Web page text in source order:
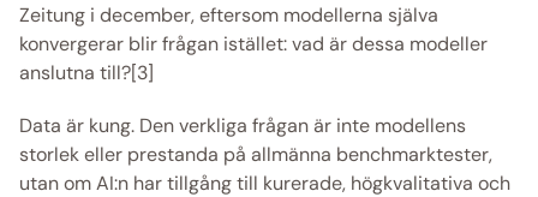
Zeitung i december, eftersom modellerna själva
konvergerar blir frågan istället: vad är dessa modeller
anslutna till?[3]
Data är kung. Den verkliga frågan är inte modellens
storlek eller prestanda på allmänna benchmarktester,
utan om AI:n har tillgång till kurerade, högkvalitativa och